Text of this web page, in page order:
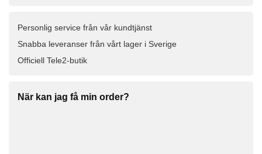
Personlig service från vår kundtjänst
Snabba leveranser från vårt lager i Sverige
Officiell Tele2-butik
När kan jag få min order?